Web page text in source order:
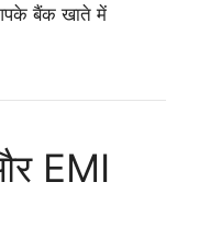
बैंक खाते में
EMI